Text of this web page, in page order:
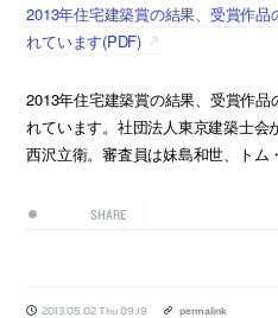
2013年住宅建築賞の結果、受賞作
れています(PDF)
2013年住宅建築賞の結果、受賞作
れています。社団法人東京建築士会
西沢立衛。審査員は妹島和世、トム
SHARE
2013.05.02 Thu 09:19 permalink